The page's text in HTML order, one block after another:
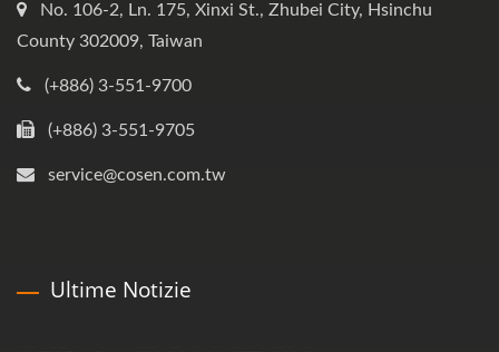
No. 106-2, Ln. 175, Xinxi St., Zhubei City, Hsinchu
County 302009, Taiwan
(+886) 3-551-9700
(+886) 3-551-9705
service@cosen.com.tw
Ultime Notizie